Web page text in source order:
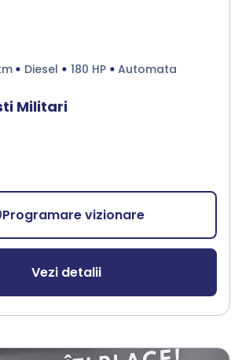
Diesel 180 HP Automata
Militari
Programare vizionare
Vezi detalii